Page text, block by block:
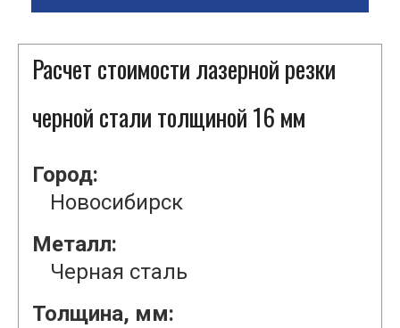
Расчет стоимости лазерной резки
черной стали толщиной 16 мм
Город:
Новосибирск
Металл:
Черная сталь
Толщина, мм: